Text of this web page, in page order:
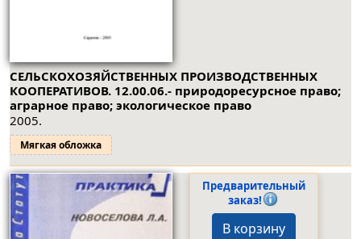
СЕЛЬСКОХОЗЯЙСТВЕННЫХ ПРОИЗВОДСТВЕННЫХ
КООПЕРАТИВОВ. 12.00.06.- природоресурсное право;
аграрное право; экологическое право
2005.
Мягкая обложка
Предварительный
заказ!
В корзину